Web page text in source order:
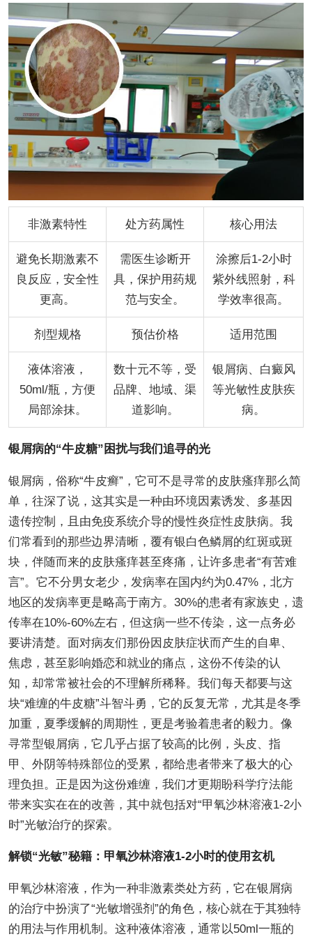
非激素特性 处方药属性 核心用法
避免长期激素不
良反应，安全性
更高。
需医生诊断开
具，保护用药规
范与安全。
涂擦后1-2小时
紫外线照射，科
学效率很高。
剂型规格 预估价格 适用范围
液体溶液，
50ml/瓶，方便
局部涂抹。
数十元不等，受
品牌、地域、渠
道影响。
银屑病、白癜风
等光敏性皮肤疾
病。
银屑病的“牛皮糖”困扰与我们追寻的光
银屑病，俗称“牛皮癣”，它可不是寻常的皮肤瘙痒那么简
单，往深了说，这其实是一种由环境因素诱发、多基因
遗传控制，且由免疫系统介导的慢性炎症性皮肤病。我
们常看到的那些边界清晰，覆有银白色鳞屑的红斑或斑
块，伴随而来的皮肤瘙痒甚至疼痛，让许多患者“有苦难
言”。它不分男女老少，发病率在国内约为0.47%，北方
地区的发病率更是略高于南方。30%的患者有家族史，遗
传率在10%-60%左右，但这病一些不传染，这一点务必
要讲清楚。面对病友们那份因皮肤症状而产生的自卑、
焦虑，甚至影响婚恋和就业的痛点，这份不传染的认
知，却常常被社会的不理解所稀释。我们每天都要与这
块“难缠的牛皮糖”斗智斗勇，它的反复无常，尤其是冬季
加重，夏季缓解的周期性，更是考验着患者的毅力。像
寻常型银屑病，它几乎占据了较高的比例，头皮、指
甲、外阴等特殊部位的受累，都给患者带来了极大的心
理负担。正是因为这份难缠，我们才更期盼科学疗法能
带来实实在在的改善，其中就包括对“甲氧沙林溶液1-2小
时”光敏治疗的探索。
解锁“光敏”秘籍：甲氧沙林溶液1-2小时的使用玄机
甲氧沙林溶液，作为一种非激素类处方药，它在银屑病
的治疗中扮演了“光敏增强剂”的角色，核心就在于其独特
的用法与作用机制。这种液体溶液，通常以50ml一瓶的